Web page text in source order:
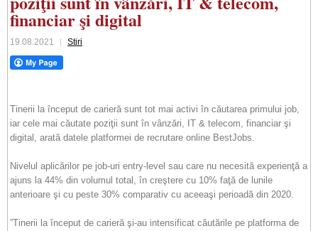
financiar şi digital
19.08.2021 Stiri
Tinerii la început de carieră sunt tot mai activi în căutarea primului job,
iar cele mai căutate poziţii sunt în vânzări, IT & telecom, financiar şi
digital, arată datele platformei de recrutare online BestJobs.
Nivelul aplicărilor pe job-uri entry-level sau care nu necesită experienţă a
ajuns la 44% din volumul total, în creştere cu 10% faţă de lunile
anterioare şi cu peste 30% comparativ cu aceeaşi perioadă din 2020.
”Tinerii la început de carieră şi-au intensificat căutările pe platforma de